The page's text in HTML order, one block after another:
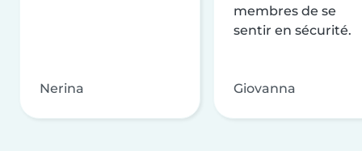
Nerina
membres de se
sentir en sécurité.
Giovanna